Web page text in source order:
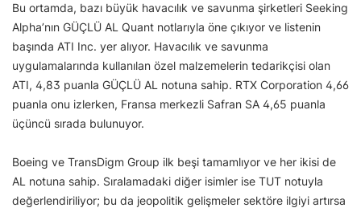
Bu ortamda, bazı büyük havacılık ve savunma şirketleri Seeking
Alpha’nın GÜÇLÜ AL Quant notlarıyla öne çıkıyor ve listenin
başında ATI Inc. yer alıyor. Havacılık ve savunma
uygulamalarında kullanılan özel malzemelerin tedarikçisi olan
ATI, 4,83 puanla GÜÇLÜ AL notuna sahip. RTX Corporation 4,66
puanla onu izlerken, Fransa merkezli Safran SA 4,65 puanla
üçüncü sırada bulunuyor.
Boeing ve TransDigm Group ilk beşi tamamlıyor ve her ikisi de
AL notuna sahip. Sıralamadaki diğer isimler ise TUT notuyla
değerlendiriliyor; bu da jeopolitik gelişmeler sektöre ilgiyi artırsa